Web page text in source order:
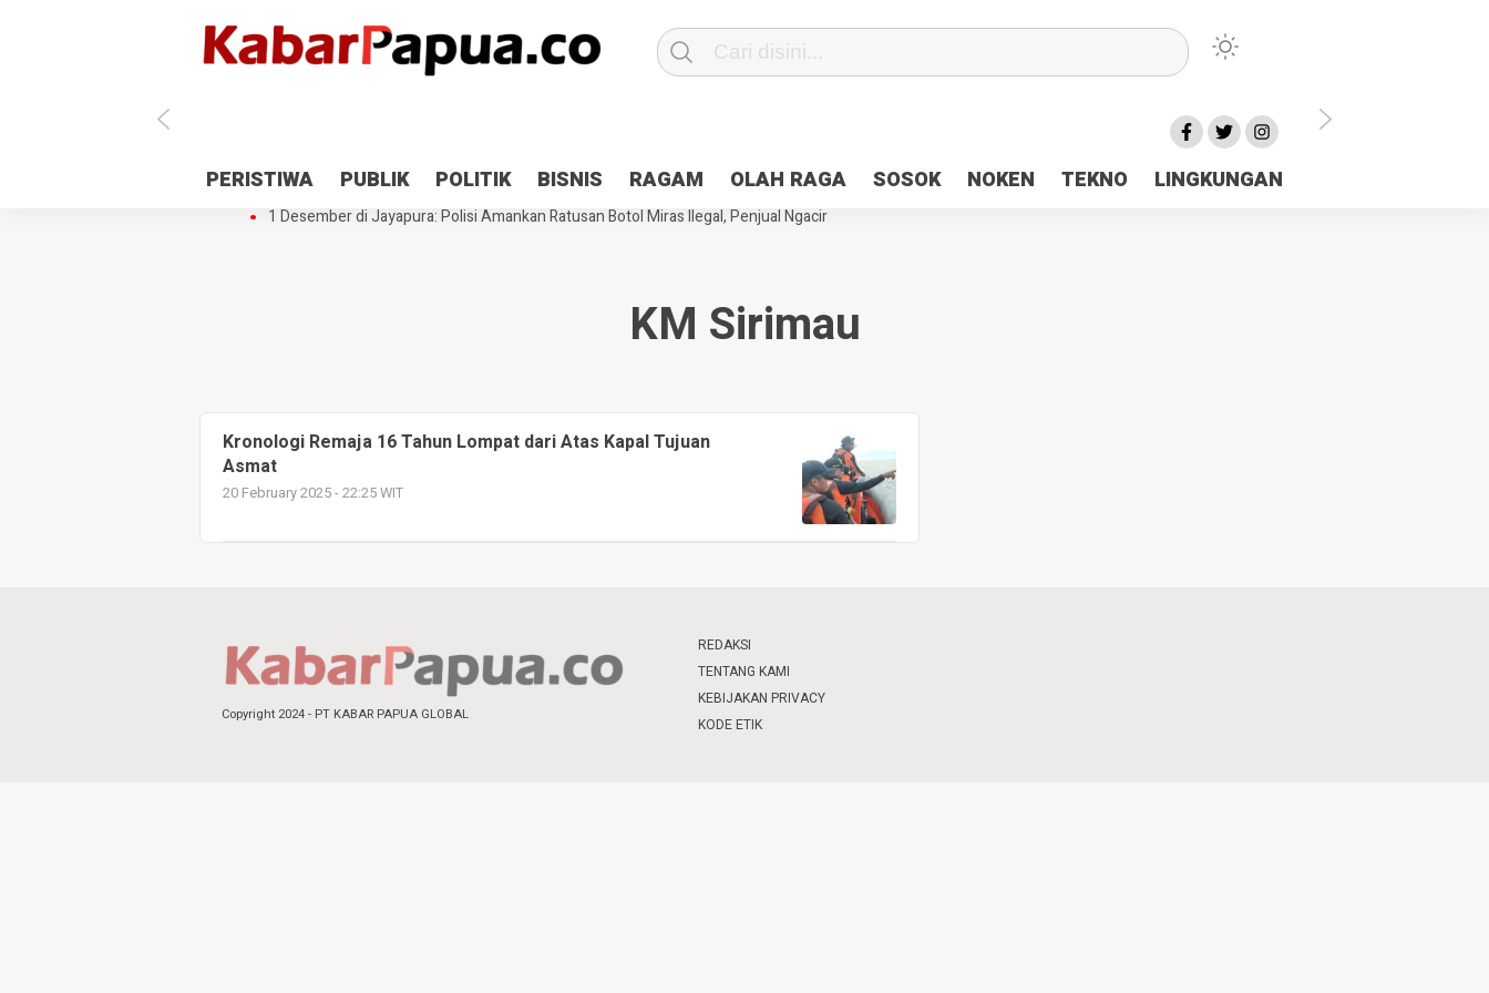
PERISTIWA PUBLIK POLITIK BISNIS RAGAM OLAH RAGA SOSOK NOKEN TEKNO LINGKUNGAN
Antisipasi 1 Desember, TNI Polri Patroli 2×24 jam di Kota Jayapura
Pesan Sejuk Polri di Deklarasi Pemilu Ceria Tanah Papua
Gedung Perpustakaan SMPN 5 Sentani Terbakar
Hibah Pilkada Jayapura Cair 10 Persen, Deposit Kas Daerah Rp23 Miliar Disorot
1 Desember di Jayapura: Polisi Amankan Ratusan Botol Miras Ilegal, Penjual Ngacir
KM Sirimau
Kronologi Remaja 16 Tahun Lompat dari Atas Kapal Tujuan
Asmat
20 February 2025 - 22:25 WIT
Copyright 2024 - PT KABAR PAPUA GLOBAL
REDAKSI
TENTANG KAMI
KEBIJAKAN PRIVACY
KODE ETIK